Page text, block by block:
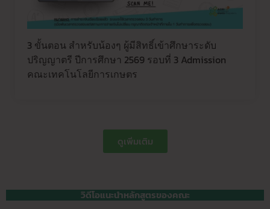
3 ขั้นตอน สำหรับน้องๆ ผู้มีสิทธิ์เข้าศึกษาระดับ
ปริญญาตรี ปีการศึกษา 2569 รอบที่ 3 Admission
คณะเทคโนโลยีการเกษตร
ดูเพิ่มเติม
วิดีโอแนะนำหลักสูตรของคณะ